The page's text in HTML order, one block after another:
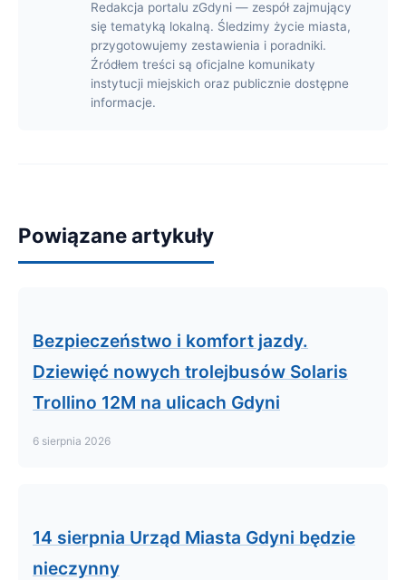
Redakcja portalu zGdyni — zespół zajmujący
się tematyką lokalną. Śledzimy życie miasta,
przygotowujemy zestawienia i poradniki.
Źródłem treści są oficjalne komunikaty
instytucji miejskich oraz publicznie dostępne
informacje.
Powiązane artykuły
Bezpieczeństwo i komfort jazdy.
Dziewięć nowych trolejbusów Solaris
Trollino 12M na ulicach Gdyni
6 sierpnia 2026
14 sierpnia Urząd Miasta Gdyni będzie
nieczynny